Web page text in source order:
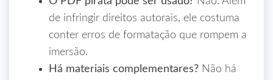
de infringir direitos autorais, ele costuma
conter erros de formatação que rompem a
imersão.
Há materiais complementares? Não há